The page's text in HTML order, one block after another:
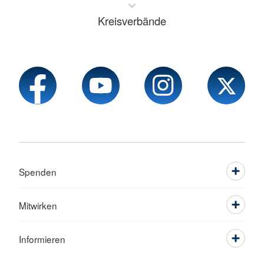
Kreisverbände
Spenden
Mitwirken
Informieren